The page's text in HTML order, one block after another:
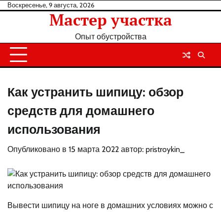
Перейти
Воскресенье, 9 августа, 2026
Мастер участка
Опыт обустройства
Как устранить шипицу: обзор
средств для домашнего
использования
Опубликовано в 15 марта 2022 автор: pristroykin_
Вывести шипицу на ноге в домашних условиях можно с